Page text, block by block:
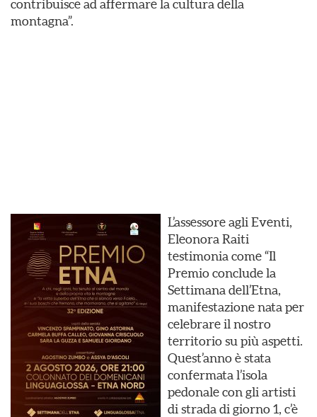
contribuisce ad affermare la cultura della
montagna”.
L’assessore agli Eventi,
Eleonora Raiti
testimonia come “Il
Premio conclude la
Settimana dell’Etna,
manifestazione nata per
celebrare il nostro
territorio su più aspetti.
Quest’anno è stata
confermata l’isola
pedonale con gli artisti
di strada di giorno 1, c’è